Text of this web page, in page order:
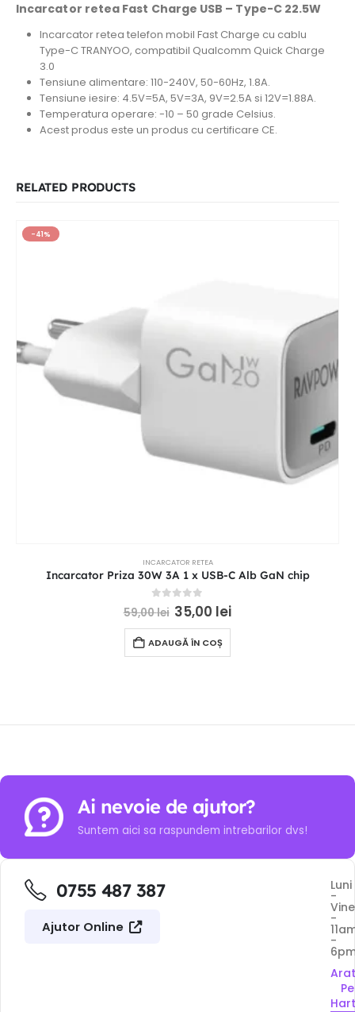
Incarcator retea Fast Charge USB – Type-C 22.5W
Incarcator retea telefon mobil Fast Charge cu cablu
Type-C TRANYOO, compatibil Qualcomm Quick Charge
3.0
Tensiune alimentare: 110-240V, 50-60Hz, 1.8A.
Tensiune iesire: 4.5V=5A, 5V=3A, 9V=2.5A si 12V=1.88A.
Temperatura operare: -10 – 50 grade Celsius.
Acest produs este un produs cu certificare CE.
RELATED PRODUCTS
-41%
INCARCATOR RETEA
Incarcator Priza 30W 3A 1 x USB-C Alb GaN chip
out of 5
59,00lei 35,00 lei
ADAUGĂ ÎN COȘ
Ai nevoie de ajutor?
Suntem aici sa raspundem intrebarilor dvs!
0755 487 387
Ajutor Online
Luni
-
-
-
Pe